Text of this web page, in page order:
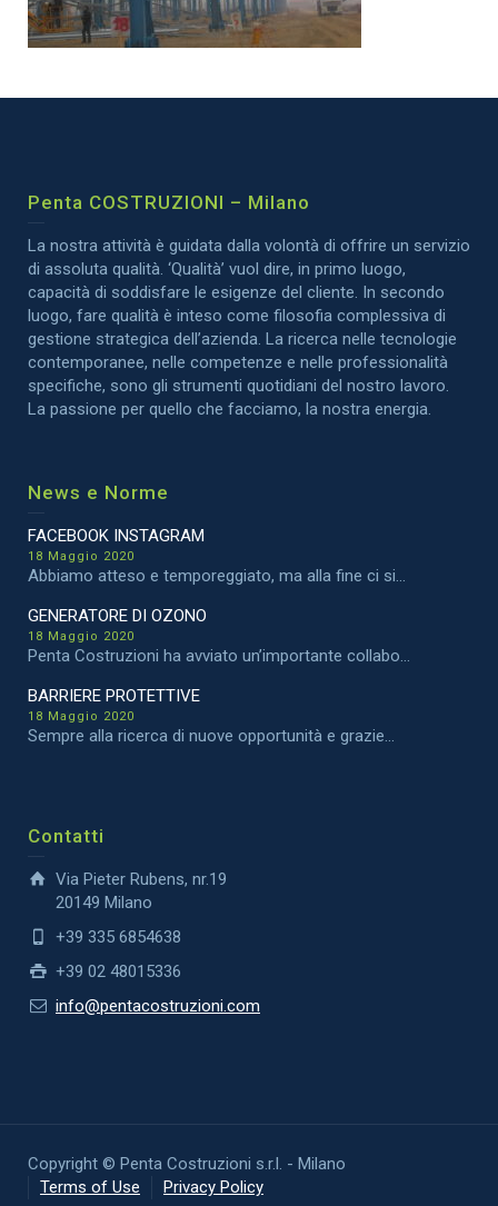
Penta COSTRUZIONI – Milano
La nostra attività è guidata dalla volontà di offrire un servizio
di assoluta qualità. ‘Qualità’ vuol dire, in primo luogo,
capacità di soddisfare le esigenze del cliente. In secondo
luogo, fare qualità è inteso come filosofia complessiva di
gestione strategica dell’azienda. La ricerca nelle tecnologie
contemporanee, nelle competenze e nelle professionalità
specifiche, sono gli strumenti quotidiani del nostro lavoro.
La passione per quello che facciamo, la nostra energia.
News e Norme
FACEBOOK INSTAGRAM
18 Maggio 2020
Abbiamo atteso e temporeggiato, ma alla fine ci si...
GENERATORE DI OZONO
18 Maggio 2020
Penta Costruzioni ha avviato un’importante collabo...
BARRIERE PROTETTIVE
18 Maggio 2020
Sempre alla ricerca di nuove opportunità e grazie...
Contatti
Via Pieter Rubens, nr.19
20149 Milano
+39 335 6854638
+39 02 48015336
info@pentacostruzioni.com
Copyright © Penta Costruzioni s.r.l. - Milano
Terms of Use
Privacy Policy